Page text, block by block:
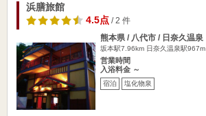
浜膳旅館
4.5点/ 2 件
熊本県 / 八代市 / 日奈久温泉
坂本駅7.96km 日奈久温泉駅967m
営業時間
入浴料金 ～
宿泊 塩化物泉